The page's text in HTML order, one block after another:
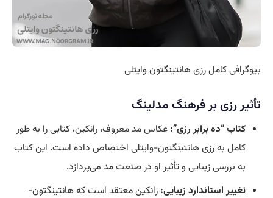
بیوگرافی کامل رزی هانتینگتون وایتلی
تأثیر رزی بر فرهنگ مدلینگ
کتاب “ده برابر رزی”: عکاس مد معروف، رانکین، کتابی را به طور
کامل به رزی هانتینگتون-وایتلی اختصاص داده است. این کتاب
به بررسی زیبایی و تأثیر او درصنعتمد می‌پردازد.
تغییر استاندارد زیبایی: رانکین معتقد است که هانتینگتون-